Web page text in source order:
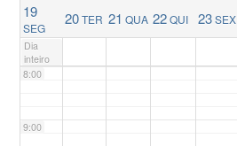
19
SEG
20TER 21 QUA 22QUI 23SEX
Dia
inteiro
7:00
8:00
9:00